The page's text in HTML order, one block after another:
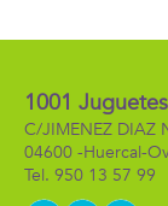
1001
C/JIMENEZ DIAZ
04600 -Huercal-
950 13 57 99